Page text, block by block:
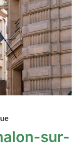
sur-